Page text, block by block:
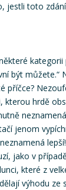
jestli toto
být můžete.“
příčce?
kterou hrdě
jenom
jako v
které z
dělají výhodu ze